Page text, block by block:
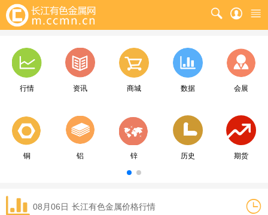
行情 资讯 商城 数据 会展
铜 铝 锌 历史 期货
08月06日 长江有色金属价格行情